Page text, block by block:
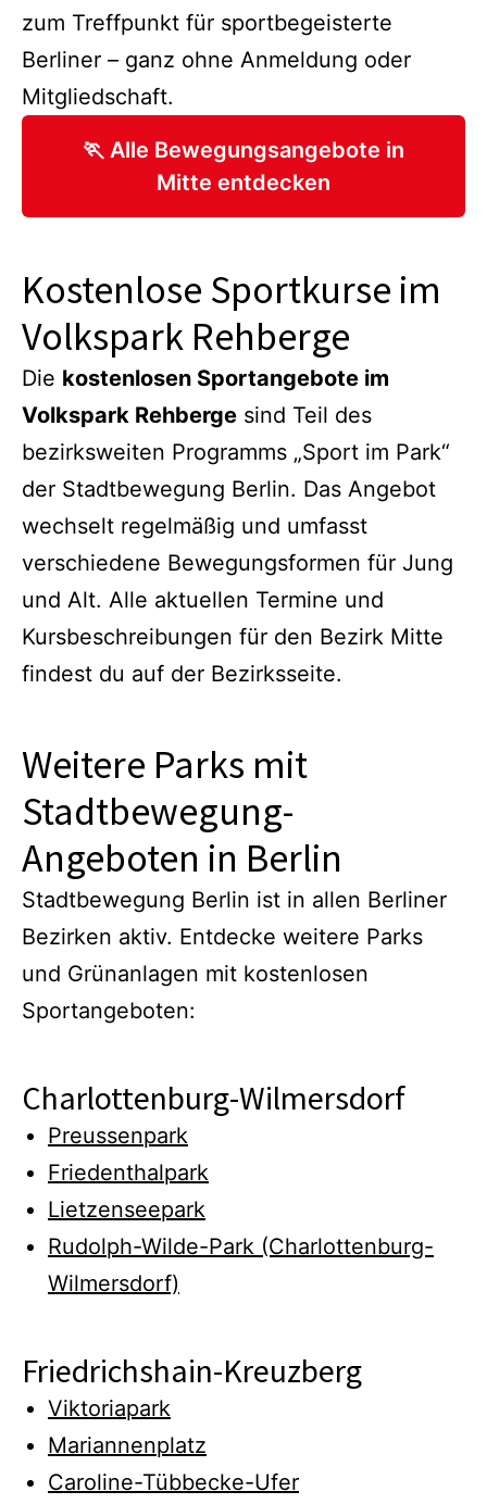
zum Treffpunkt für sportbegeisterte
Berliner – ganz ohne Anmeldung oder
Mitgliedschaft.
🏃 Alle Bewegungsangebote in
Mitte entdecken
Kostenlose Sportkurse im
Volkspark Rehberge
Die kostenlosen Sportangebote im
Volkspark Rehberge sind Teil des
bezirksweiten Programms „Sport im Park“
der Stadtbewegung Berlin. Das Angebot
wechselt regelmäßig und umfasst
verschiedene Bewegungsformen für Jung
und Alt. Alle aktuellen Termine und
Kursbeschreibungen für den Bezirk Mitte
findest du auf der Bezirksseite.
Weitere Parks mit
Stadtbewegung-
Angeboten in Berlin
Stadtbewegung Berlin ist in allen Berliner
Bezirken aktiv. Entdecke weitere Parks
und Grünanlagen mit kostenlosen
Sportangeboten:
Charlottenburg-Wilmersdorf
Preussenpark
Friedenthalpark
Lietzenseepark
Rudolph-Wilde-Park (Charlottenburg-
Wilmersdorf)
Friedrichshain-Kreuzberg
Viktoriapark
Mariannenplatz
Caroline-Tübbecke-Ufer